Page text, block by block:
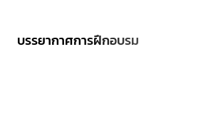
บรรยากาศการฝึกอบรม